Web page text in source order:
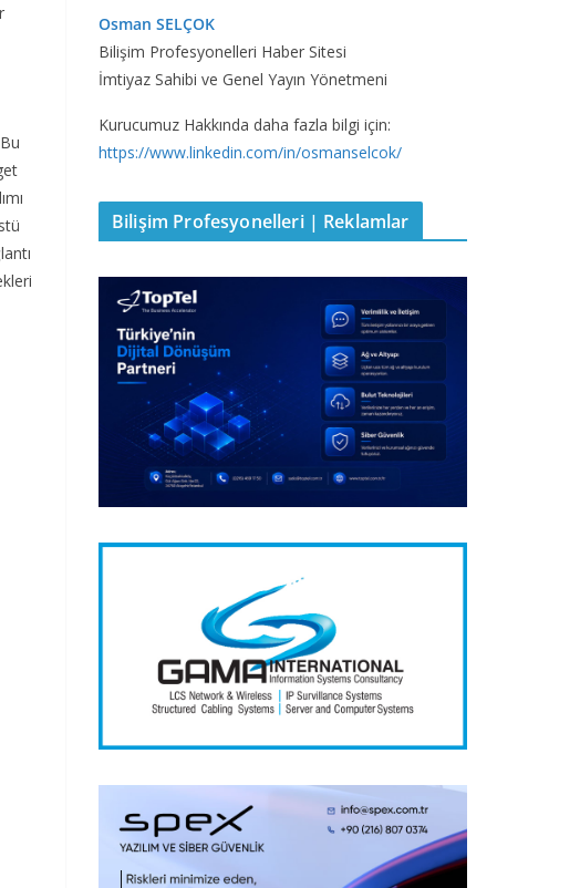
Osman SELÇOK
Bilişim Profesyonelleri Haber Sitesi
İmtiyaz Sahibi ve Genel Yayın Yönetmeni
Kurucumuz Hakkında daha fazla bilgi için:
https://www.linkedin.com/in/osmanselcok/
Bilişim Profesyonelleri | Reklamlar